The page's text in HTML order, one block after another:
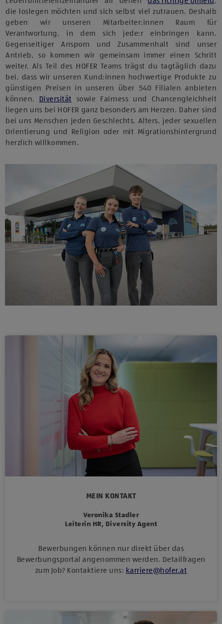
die loslegen möchten und sich selbst viel zutrauen. Deshalb
geben wir unseren Mitarbeiter:innen Raum für
Verantwortung, in dem sich jede:r einbringen kann.
Gegenseitiger Ansporn und Zusammenhalt sind unser
Antrieb, so kommen wir gemeinsam immer einen Schritt
weiter. Als Teil des HOFER Teams trägst du tagtäglich dazu
bei, dass wir unseren Kund:innen hochwertige Produkte zu
günstigen Preisen in unseren über 540 Filialen anbieten
können. Diversität sowie Fairness und Chancengleichheit
liegen uns bei HOFER ganz besonders am Herzen. Daher sind
bei uns Menschen jeden Geschlechts, Alters, jeder sexuellen
Orientierung und Religion oder mit Migrationshintergrund
herzlich willkommen.
MEIN KONTAKT
Veronika Stadler
Leiterin HR, Diversity Agent
Bewerbungen können nur direkt über das
Bewerbungsportal angenommen werden. Detailfragen
zum Job? Kontaktiere uns: karriere@hofer.at